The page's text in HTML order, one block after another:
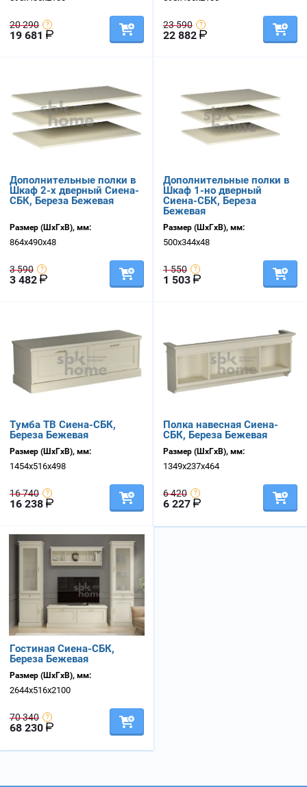
20 290
19 681
23 590
22 882
Дополнительные полки в
Шкаф 2-х дверный Сиена-
СБК, Береза Бежевая
Размер (ШхГхВ), мм:
864х490х48
3 590
3 482
Дополнительные полки в
Шкаф 1-но дверный
Сиена-СБК, Береза
Бежевая
Размер (ШхГхВ), мм:
500х344х48
1 550
1 503
Тумба ТВ Сиена-СБК,
Береза Бежевая
Размер (ШхГхВ), мм:
1454х516х498
16 740
16 238
Полка навесная Сиена-
СБК, Береза Бежевая
Размер (ШхГхВ), мм:
1349х237х464
6 420
6 227
Гостиная Сиена-СБК,
Береза Бежевая
Размер (ШхГхВ), мм:
2644х516х2100
70 340
68 230